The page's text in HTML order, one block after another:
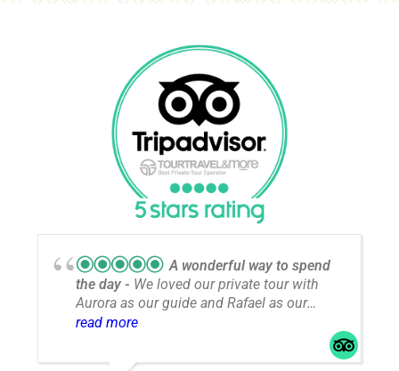
A wonderful way to spend
the day
We loved our private tour with
Aurora as our guide and Rafael as our
driver. It was an incredible day with
amazing views and a great way to spend a
day from A Coruña.
read more